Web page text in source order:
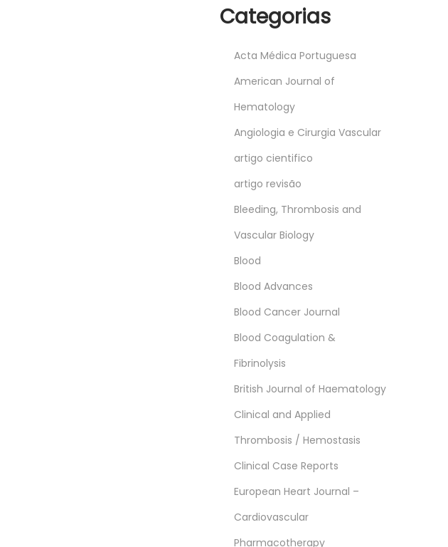
Categorias
Acta Médica Portuguesa
American Journal of
Hematology
Angiologia e Cirurgia Vascular
artigo cientifico
artigo revisão
Bleeding, Thrombosis and
Vascular Biology
Blood
Blood Advances
Blood Cancer Journal
Blood Coagulation &
Fibrinolysis
British Journal of Haematology
Clinical and Applied
Thrombosis / Hemostasis
Clinical Case Reports
European Heart Journal –
Cardiovascular
Pharmacotherapy